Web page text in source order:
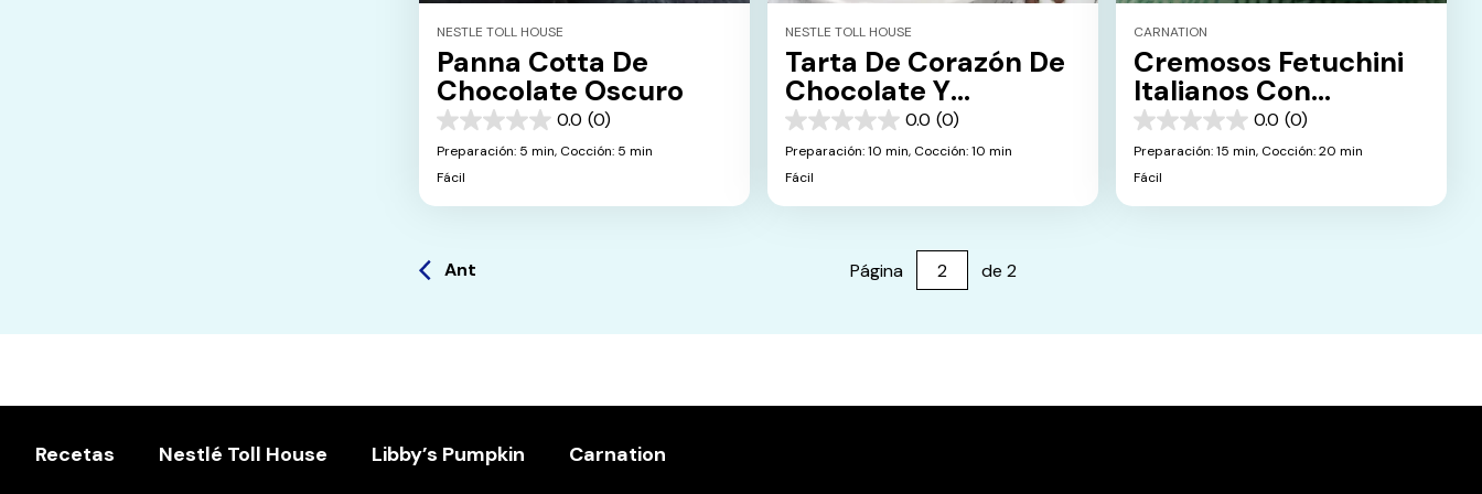
NESTLE TOLL HOUSE
Panna Cotta De
Chocolate Oscuro
0.0 (0)
0.0
de
5
Preparación: 5 min, Cocción: 5 min
Fácil
NESTLE TOLL HOUSE
Tarta De Corazón De
Chocolate Y
Frambuesas
0.0 (0)
0.0
de
5
Preparación: 10 min, Cocción: 10 min
Fácil
CARNATION
Cremosos Fetuchini
Italianos Con
Vegetales0.0 (0)
0.0
de
5
Preparación: 15 min, Cocción: 20 min
Fácil
Ant Página de 2
Recetas Nestlé Toll House Libby’s Pumpkin Carnation